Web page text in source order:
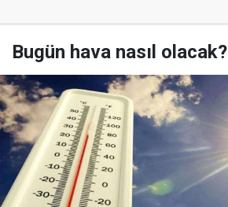
Bugün hava nasıl olacak?